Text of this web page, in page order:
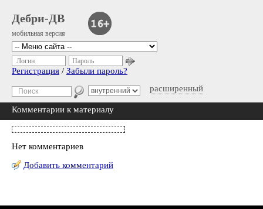
Дебри-ДВ
мобильная версия
расширенный
Логин Пароль
Регистрация / Забыли пароль?
Комментарии к материалу
Нет комментариев
Добавить комментарий